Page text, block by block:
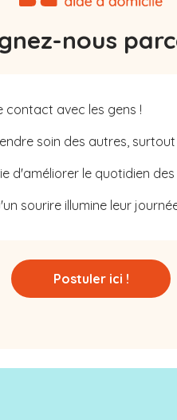
nous
contact avec les gens !
soin des autres,
d'améliorer le quotidien
sourire illumine leur
Postuler ici !